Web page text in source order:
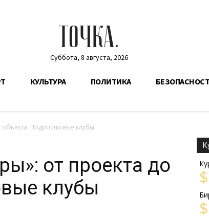
ТОЧКА.
Суббота, 8 августа, 2026
КУЛЬТУРА ПОЛИТИКА
Подростковые клубы
от проекта до
клубы
$
$